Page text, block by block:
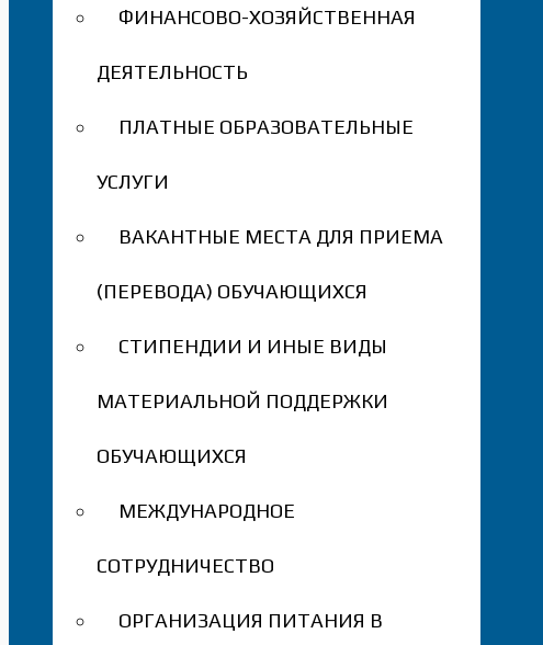
ФИНАНСОВО-ХОЗЯЙСТВЕННАЯ
ДЕЯТЕЛЬНОСТЬ
ПЛАТНЫЕ ОБРАЗОВАТЕЛЬНЫЕ
УСЛУГИ
ВАКАНТНЫЕ МЕСТА ДЛЯ ПРИЕМА
(ПЕРЕВОДА) ОБУЧАЮЩИХСЯ
СТИПЕНДИИ И ИНЫЕ ВИДЫ
МАТЕРИАЛЬНОЙ ПОДДЕРЖКИ
ОБУЧАЮЩИХСЯ
МЕЖДУНАРОДНОЕ
СОТРУДНИЧЕСТВО
ОРГАНИЗАЦИЯ ПИТАНИЯ В